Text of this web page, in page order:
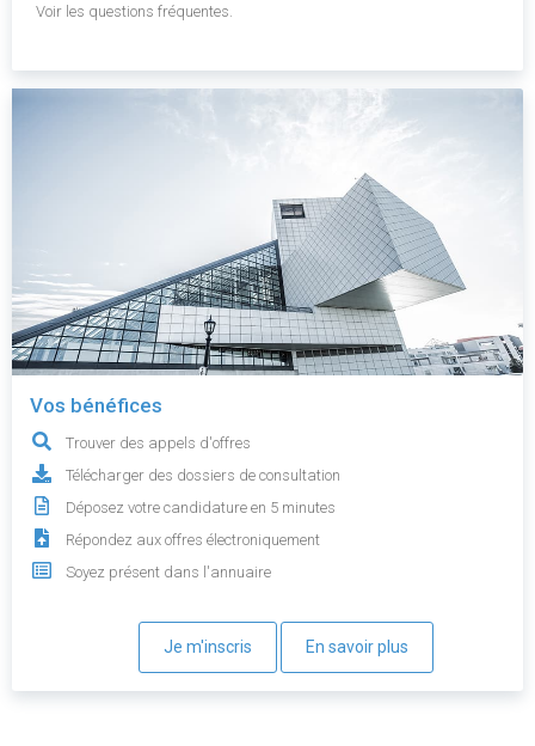
Voir les questions fréquentes.
Vos bénéfices
Trouver des appels d'offres
Télécharger des dossiers de consultation
Déposez votre candidature en 5 minutes
Répondez aux offres électroniquement
Soyez présent dans l'annuaire
Je m'inscris En savoir plus